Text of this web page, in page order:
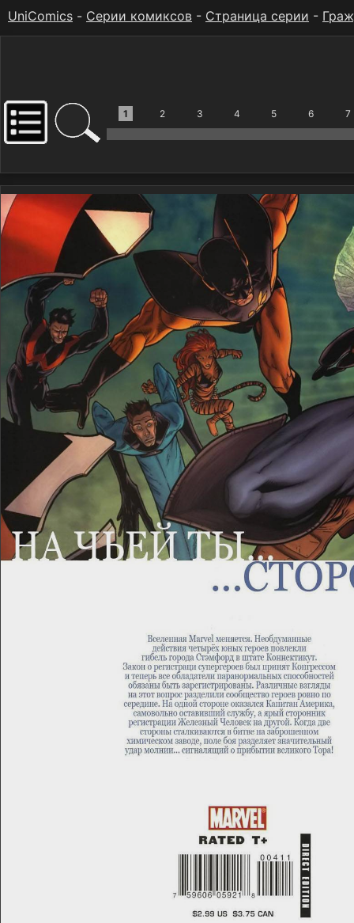
UniComics - Серии комиксов - Страница серии -
1 2 3 4 5 6 7